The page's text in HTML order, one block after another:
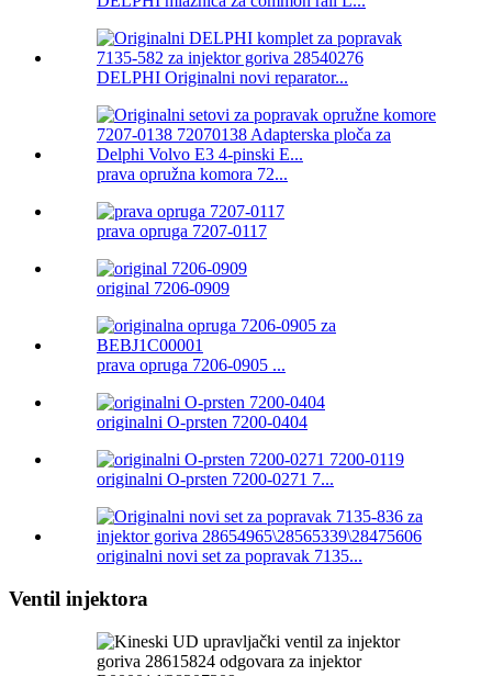
DELPHI Originalni novi reparator...
prava opružna komora 72...
prava opruga 7207-0117
original 7206-0909
prava opruga 7206-0905 ...
originalni O-prsten 7200-0404
originalni O-prsten 7200-0271 7...
originalni novi set za popravak 7135...
Ventil injektora